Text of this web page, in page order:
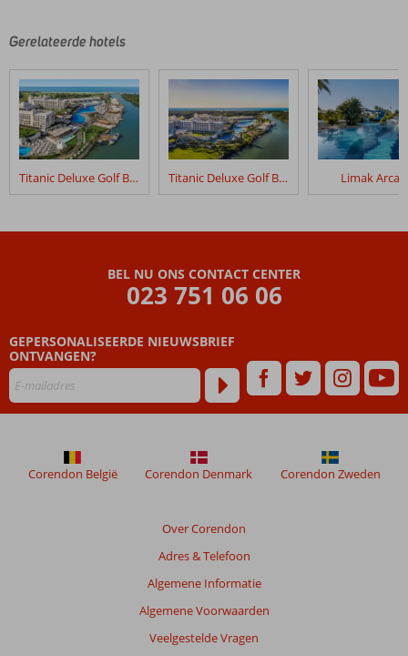
Gerelateerde hotels
Titanic Deluxe Golf Belek Titanic Deluxe Golf Belek - Golfpakket Limak
BEL NU ONS CONTACT CENTER
023 751 06 06
GEPERSONALISEERDE NIEUWSBRIEF
ONTVANGEN?
Over Corendon
Adres & Telefoon
Algemene Informatie
Algemene Voorwaarden
Veelgestelde Vragen
Corendon België Corendon Denmark Corendon Zweden